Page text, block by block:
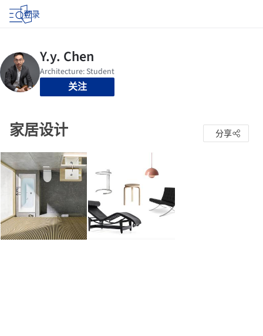
登录
关注
家居设计 分享